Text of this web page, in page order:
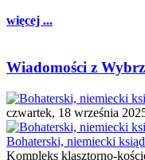
więcej ...
Wiadomości z
czwartek, 18 września
Bohaterski, niemiecki
Kompleks klasztorno-